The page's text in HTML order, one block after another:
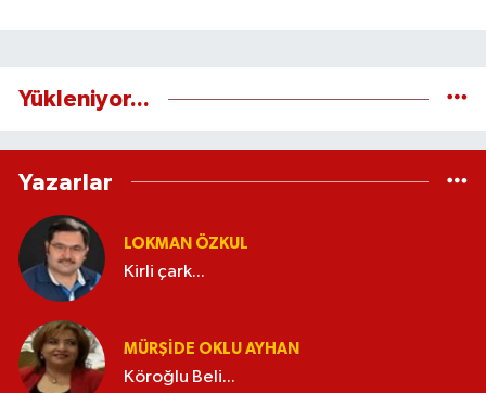
Yükleniyor...
Yazarlar
LOKMAN ÖZKUL
Kirli çark...
MÜRŞIDE OKLU AYHAN
Köroğlu Beli...